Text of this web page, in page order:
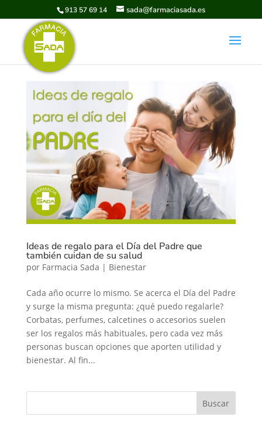
913 57 69 14 sada@farmaciasada.es
Ideas de regalo para el Día del Padre que
también cuidan de su salud
por Farmacia Sada | Bienestar
Cada año ocurre lo mismo. Se acerca el Día del Padre
y surge la misma pregunta: ¿qué puedo regalarle?
Corbatas, perfumes, calcetines o accesorios suelen
ser los regalos más habituales, pero cada vez más
personas buscan opciones que aporten utilidad y
bienestar. Al fin...